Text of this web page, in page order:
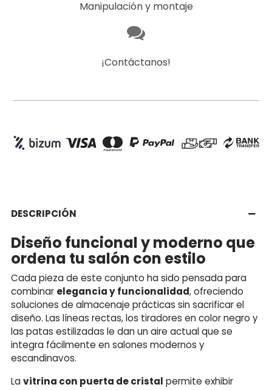
Manipulación y montaje
¡Contáctanos!
DESCRIPCIÓN
Diseño funcional y moderno que
ordena tu salón con estilo
Cada pieza de este conjunto ha sido pensada para
combinar elegancia y funcionalidad, ofreciendo
soluciones de almacenaje prácticas sin sacrificar el
diseño. Las líneas rectas, los tiradores en color negro y
las patas estilizadas le dan un aire actual que se
integra fácilmente en salones modernos y
escandinavos.
Lavitrina con puerta de cristal permite exhibir